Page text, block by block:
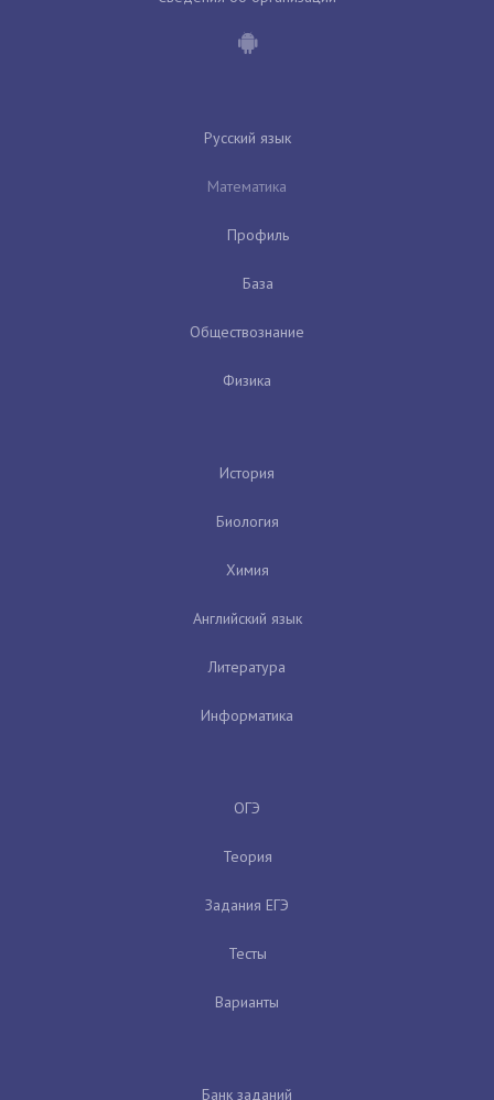
Русский язык
Математика
Профиль
База
Обществознание
Физика
История
Биология
Химия
Английский язык
Литература
Информатика
ОГЭ
Теория
Задания ЕГЭ
Тесты
Варианты
Банк заданий